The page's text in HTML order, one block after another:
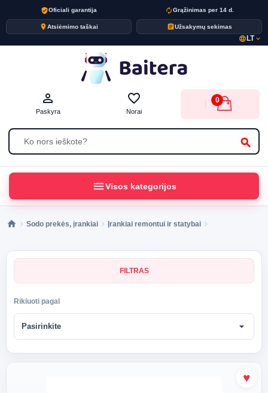
verified_userOficiali garantija autorenewGrąžinimas per 14 d.
placeAtsiėmimo taškai assignmentUžsakymų sekimas
language LTexpand_more
search
person_outline
Paskyra
favorite_border
Norai
0
menuVisos kategorijos
Sodo prekės, įrankiai Įrankiai remontui ir statybai
FILTRAS
Rikiuoti pagal
Pasirinkite arrow_drop_down